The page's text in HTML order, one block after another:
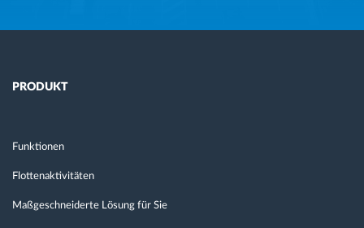
PRODUKT
Funktionen
Flottenaktivitäten
Maßgeschneiderte Lösung für Sie